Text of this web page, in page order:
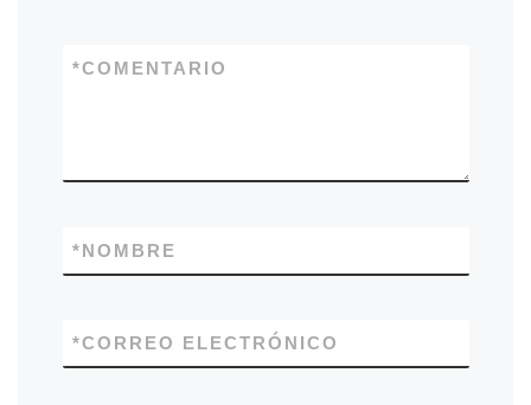
COMENTARIO
*
NOMBRE
*
CORREO ELECTRÓNICO
*